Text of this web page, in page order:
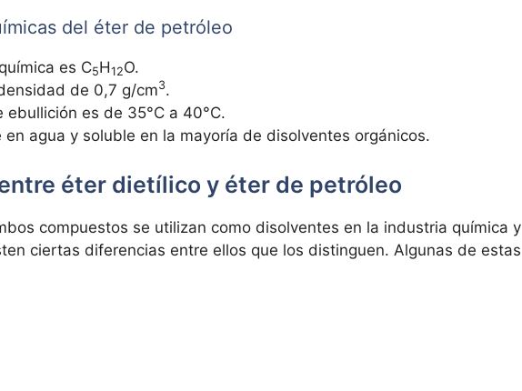
del éter de petróleo
es C5H12O.
de 0,7 g/cm3.
ebullición es de 35°C a 40°C.
en agua y soluble en la mayoría de disolventes orgánicos.
éter dietílico y éter de petróleo
compuestos se utilizan como disolventes en la industria química y
ciertas diferencias entre ellos que los distinguen. Algunas de estas